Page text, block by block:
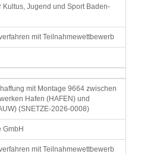
Kultus, Jugend und Sport Baden-
mit Teilnahmewettbewerb
mit Montage 9664 zwischen
Hafen (HAFEN) und
(SNETZE-2026-0008)
GmbH
mit Teilnahmewettbewerb